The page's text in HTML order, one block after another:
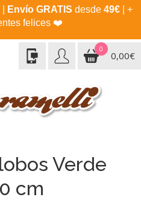
Envío GRATIS desde 49€| +
felices ❤️
0
0,00€
Verde
cm